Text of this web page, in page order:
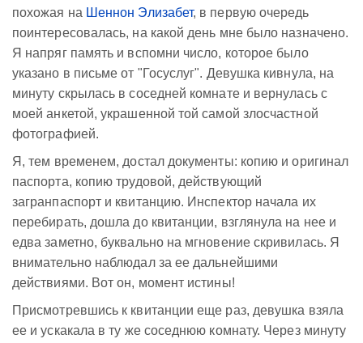
похожая на Шеннон Элизабет, в первую очередь
поинтересовалась, на какой день мне было назначено.
Я напряг память и вспомни число, которое было
указано в письме от "Госуслуг". Девушка кивнула, на
минуту скрылась в соседней комнате и вернулась с
моей анкетой, украшенной той самой злосчастной
фотографией.
Я, тем временем, достал документы: копию и оригинал
паспорта, копию трудовой, действующий
загранпаспорт и квитанцию. Инспектор начала их
перебирать, дошла до квитанции, взглянула на нее и
едва заметно, буквально на мгновение скривилась. Я
внимательно наблюдал за ее дальнейшими
действиями. Вот он, момент истины!
Присмотревшись к квитанции еще раз, девушка взяла
ее и ускакала в ту же соседнюю комнату. Через минуту